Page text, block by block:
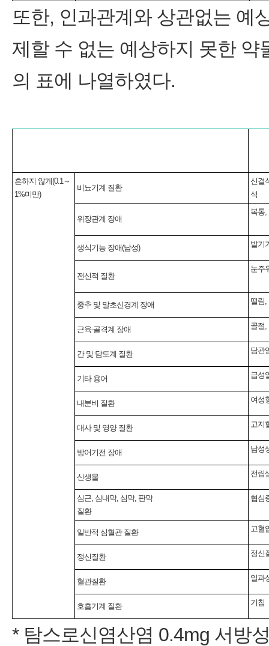
또한, 인과관계와 상관없는 예
제할 수 없는 예상하지 못한
의 표에 나열하였다.
흔하지 않게(0.1～
1%미만)
비뇨기계 질환
신결
석
위장관계 장애
복통,
생식기능 장애(남성) 발기
전신적 질환
눈주
중추 및 말초신경계 장애 떨림,
근육-골격계 장애 골절,
간 및 담도계 질환 담관
기타 용어 급성
내분비 질환 여성
대사 및 영양 질환 고지
방어기전 장애 남성
신생물 전립
심근, 심내막, 심막, 판막
질환
협심
일반적 심혈관 질환 고혈
정신질환 정신
혈관질환 일과
호흡기계 질환 기침
* 탐스로신염산염 0.4mg 서방